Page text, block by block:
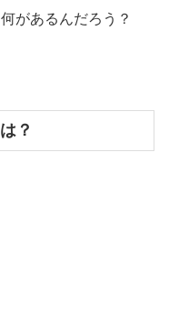
があるんだろう？
？